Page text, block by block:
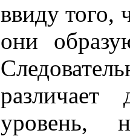
ввиду того,
они
различает
уровень,